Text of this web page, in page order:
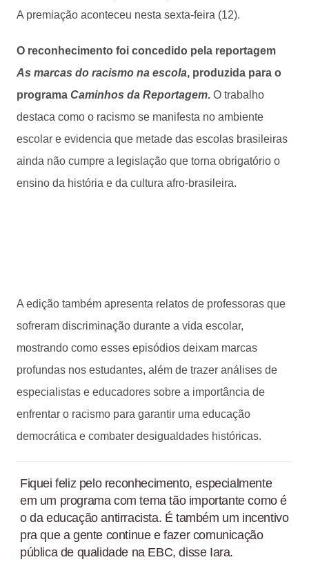
A premiação aconteceu nesta sexta-feira (12).
O reconhecimento foi concedido pela reportagem
As marcas do racismo na escola, produzida para o
programa Caminhos da Reportagem. O trabalho
destaca como o racismo se manifesta no ambiente
escolar e evidencia que metade das escolas brasileiras
ainda não cumpre a legislação que torna obrigatório o
ensino da história e da cultura afro-brasileira.
A edição também apresenta relatos de professoras que
sofreram discriminação durante a vida escolar,
mostrando como esses episódios deixam marcas
profundas nos estudantes, além de trazer análises de
especialistas e educadores sobre a importância de
enfrentar o racismo para garantir uma educação
democrática e combater desigualdades históricas.
Fiquei feliz pelo reconhecimento, especialmente
em um programa com tema tão importante como é
o da educação antirracista. É também um incentivo
pra que a gente continue e fazer comunicação
pública de qualidade na EBC, disse Iara.